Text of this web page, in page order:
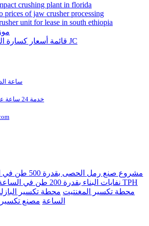
crushing plant in florida
prices of jaw crusher processing
unit for lease in south ethiopia
قائمة أسعار كسارة الفك من سلسلة JC
24 ساعة
WhatsAPP خدمة 24 ساعة عبر الإنترنت
مشروع صنع رمل الحصى بقدرة 500 طن في الساعة
نفايات البناء بقدرة 200 طن في الساعة
محطة تكسير المغنتيت
الساعة مصنع تكسير